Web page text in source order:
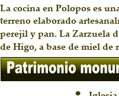
La cocina en Polopos es
terreno elaborado
perejil y pan. La Zarzuela
de Higo, a base de miel de
•